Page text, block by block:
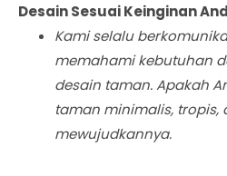
Desain Sesuai Keinginan
Kami selalu
memahami kebutuhan
desain taman. Apakah
taman minimalis, tropis,
mewujudkannya.